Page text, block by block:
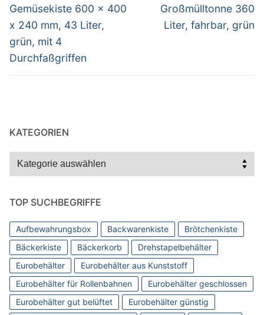
Vorheriger
Beitrag:
Gemüsekiste 600 x 400
x 240 mm, 43 Liter,
grün, mit 4
Durchfaßgriffen
Nächster
Beitrag:
Großmülltonne 360
Liter, fahrbar, grün
KATEGORIEN
Kategorien
TOP SUCHBEGRIFFE
Aufbewahrungsbox Backwarenkiste
Brötchenkiste
Bäckerkiste
Bäckerkorb
Drehstapelbehälter
Eurobehälter
Eurobehälter aus Kunststoff
Eurobehälter für Rollenbahnen
Eurobehälter geschlossen
Eurobehälter gut belüftet
Eurobehälter günstig